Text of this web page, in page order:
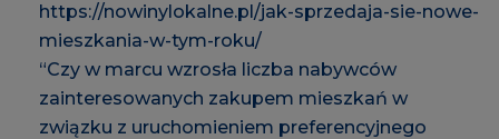
https://nowinylokalne.pl/jak-sprzedaja-sie-nowe-
mieszkania-w-tym-roku/
“Czy w marcu wzrosła liczba nabywców
zainteresowanych zakupem mieszkań w
związku z uruchomieniem preferencyjnego